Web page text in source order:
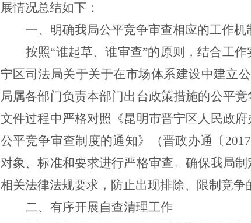
展情况总结如下 ：
一、 明确我局公平竞争审查相应的工作机
按照“谁起草、谁审查”的原则，结合工
宁区司法局关于关于在市场体系建设中建立
局属各部门负责本部门出台政策措施的公平
文件过程中严格对照 《昆明市晋宁区人民政
公平竞争审查制度的通知》（晋政办通〔
对象、标准和要求进行严格审查。确保我局
相关法律法规要求，防止出现排除、限制竞争
二、有序开展自查清理工作